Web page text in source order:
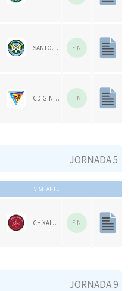
SANTOMERA HC FIN
CD GINER DE LOS RÍOS FIN
JORNADA 5
VISITANTE
CH XALOC FIN
JORNADA 9